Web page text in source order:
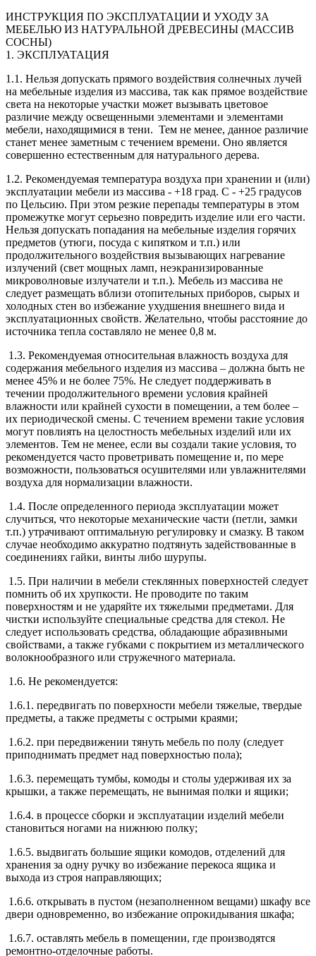
ИНСТРУКЦИЯ ПО ЭКСПЛУАТАЦИИ И УХОДУ ЗА
МЕБЕЛЬЮ ИЗ НАТУРАЛЬНОЙ ДРЕВЕСИНЫ (МАССИВ
СОСНЫ)
1. ЭКСПЛУАТАЦИЯ
1.1. Нельзя допускать прямого воздействия солнечных лучей
на мебельные изделия из массива, так как прямое воздействие
света на некоторые участки может вызывать цветовое
различие между освещенными элементами и элементами
мебели, находящимися в тени. Тем не менее, данное различие
станет менее заметным с течением времени. Оно является
совершенно естественным для натурального дерева.
1.2. Рекомендуемая температура воздуха при хранении и (или)
эксплуатации мебели из массива - +18 град. С - +25 градусов
по Цельсию. При этом резкие перепады температуры в этом
промежутке могут серьезно повредить изделие или его части.
Нельзя допускать попадания на мебельные изделия горячих
предметов (утюги, посуда с кипятком и т.п.) или
продолжительного воздействия вызывающих нагревание
излучений (свет мощных ламп, неэкранизированные
микроволновые излучатели и т.п.). Мебель из массива не
следует размещать вблизи отопительных приборов, сырых и
холодных стен во избежание ухудшения внешнего вида и
эксплуатационных свойств. Желательно, чтобы расстояние до
источника тепла составляло не менее 0,8 м.
1.3. Рекомендуемая относительная влажность воздуха для
содержания мебельного изделия из массива – должна быть не
менее 45% и не более 75%. Не следует поддерживать в
течении продолжительного времени условия крайней
влажности или крайней сухости в помещении, а тем более –
их периодической смены. С течением времени такие условия
могут повлиять на целостность мебельных изделий или их
элементов. Тем не менее, если вы создали такие условия, то
рекомендуется часто проветривать помещение и, по мере
возможности, пользоваться осушителями или увлажнителями
воздуха для нормализации влажности.
1.4. После определенного периода эксплуатации может
случиться, что некоторые механические части (петли, замки
т.п.) утрачивают оптимальную регулировку и смазку. В таком
случае необходимо аккуратно подтянуть задействованные в
соединениях гайки, винты либо шурупы.
1.5. При наличии в мебели стеклянных поверхностей следует
помнить об их хрупкости. Не проводите по таким
поверхностям и не ударяйте их тяжелыми предметами. Для
чистки используйте специальные средства для стекол. Не
следует использовать средства, обладающие абразивными
свойствами, а также губками с покрытием из металлического
волокнообразного или стружечного материала.
1.6. Не рекомендуется:
1.6.1. передвигать по поверхности мебели тяжелые, твердые
предметы, а также предметы с острыми краями;
1.6.2. при передвижении тянуть мебель по полу (следует
приподнимать предмет над поверхностью пола);
1.6.3. перемещать тумбы, комоды и столы удерживая их за
крышки, а также перемещать, не вынимая полки и ящики;
1.6.4. в процессе сборки и эксплуатации изделий мебели
становиться ногами на нижнюю полку;
1.6.5. выдвигать большие ящики комодов, отделений для
хранения за одну ручку во избежание перекоса ящика и
выхода из строя направляющих;
1.6.6. открывать в пустом (незаполненном вещами) шкафу все
двери одновременно, во избежание опрокидывания шкафа;
1.6.7. оставлять мебель в помещении, где производятся
ремонтно-отделочные работы.